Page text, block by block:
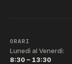
ORARI
Lunedì al Venerdì:
8:30 – 13:30